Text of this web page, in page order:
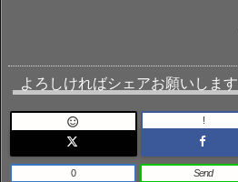
よろしければシェアお願いします
 !
0 Send